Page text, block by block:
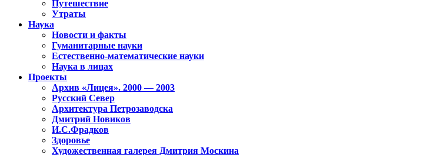
Путешествие
Утраты
Наука
Новости и факты
Гуманитарные науки
Естественно-математические науки
Наука в лицах
Проекты
Архив «Лицея». 2000 — 2003
Русский Север
Архитектура Петрозаводска
Дмитрий Новиков
И.С.Фрадков
Здоровье
Художественная галерея Дмитрия Москина